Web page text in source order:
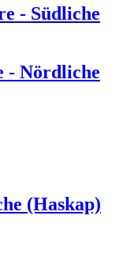
- Südliche
- Nördliche
(Haskap)